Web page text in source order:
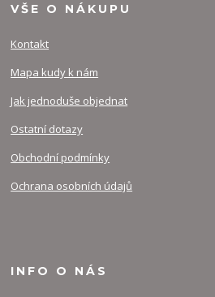
VŠE O NÁKUPU
Kontakt
Mapa kudy k nám
Jak jednoduše objednat
Ostatní dotazy
Obchodní podmínky
Ochrana osobních údajů
INFO O NÁS